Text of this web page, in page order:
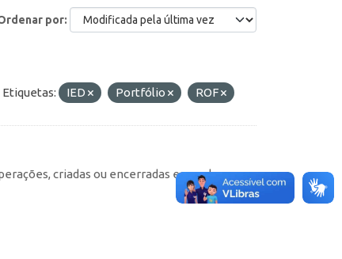
por
Etiquetas: IED Portfólio ROF
criadas ou encerradas em cada